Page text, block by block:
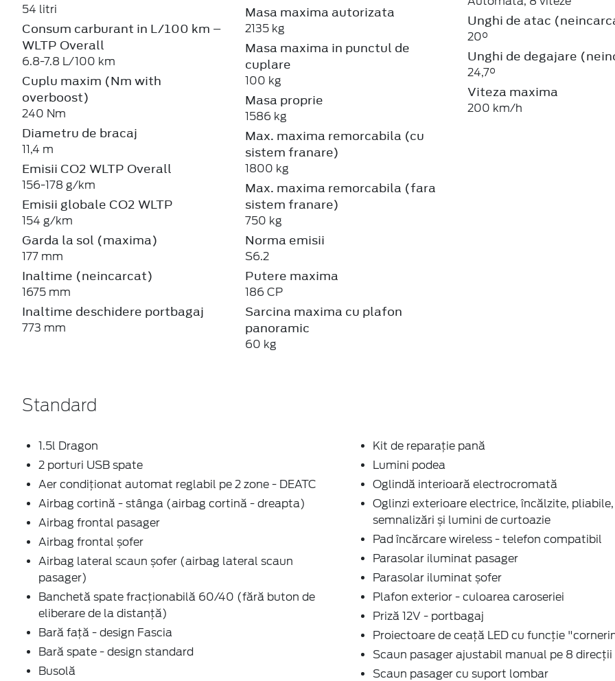
54 litri
Consum carburant in L/100 km –
WLTP Overall
6.8-7.8 L/100 km
Cuplu maxim (Nm with
overboost)
240 Nm
Diametru de bracaj
11,4 m
Emisii CO2 WLTP Overall
156-178 g/km
Emisii globale CO2 WLTP
154 g/km
Garda la sol (maxima)
177 mm
Inaltime (neincarcat)
1675 mm
Inaltime deschidere portbagaj
773 mm
Masa maxima autorizata
2135 kg
Masa maxima in punctul de
cuplare
100 kg
Masa proprie
1586 kg
Max. maxima remorcabila (cu
sistem franare)
1800 kg
Max. maxima remorcabila (fara
sistem franare)
750 kg
Norma emisii
S6.2
Putere maxima
186 CP
Sarcina maxima cu plafon
panoramic
60 kg
Unghi de atac
20°
Unghi de degajare
24,7°
Viteza maxima
200 km/h
Standard
1.5l Dragon
2 porturi USB spate
Aer condiționat automat reglabil pe 2 zone - DEATC
Airbag cortină - stânga (airbag cortină - dreapta)
Airbag frontal pasager
Airbag frontal șofer
Airbag lateral scaun șofer (airbag lateral scaun
pasager)
Banchetă spate fracționabilă 60/40 (fără buton de
eliberare de la distanță)
Bară față - design Fascia
Bară spate - design standard
Busolă
Kit de reparație pană
Lumini podea
Oglindă interioară electrocromată
Oglinzi exterioare electrice, încălzite, pliabile,
semnalizări și lumini de curtoazie
Pad încărcare wireless - telefon compatibil
Parasolar iluminat pasager
Parasolar iluminat șofer
Plafon exterior - culoarea caroseriei
Priză 12V - portbagaj
Proiectoare de ceață LED cu funcție
Scaun pasager ajustabil manual pe 8 direcții
Scaun pasager cu suport lombar